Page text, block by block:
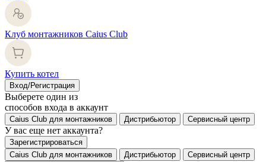
Клуб монтажников Caius Club
Купить котел
Вход/Регистрация
Выберете один из
способов входа в аккаунт
Caius Club для монтажников Дистрибьютор Сервисный центр
У вас еще нет аккаунта?
Зарегистрироваться
Caius Club для монтажников
Дистрибьютор
Сервисный центр